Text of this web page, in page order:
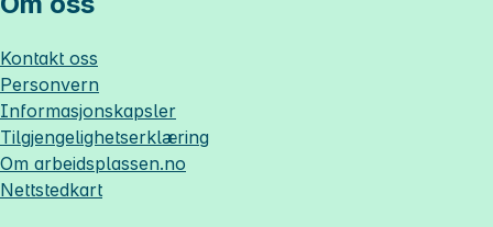
Kontakt oss
Personvern
Informasjonskapsler
Tilgjengelighetserklæring
Om arbeidsplassen.no
Nettstedkart